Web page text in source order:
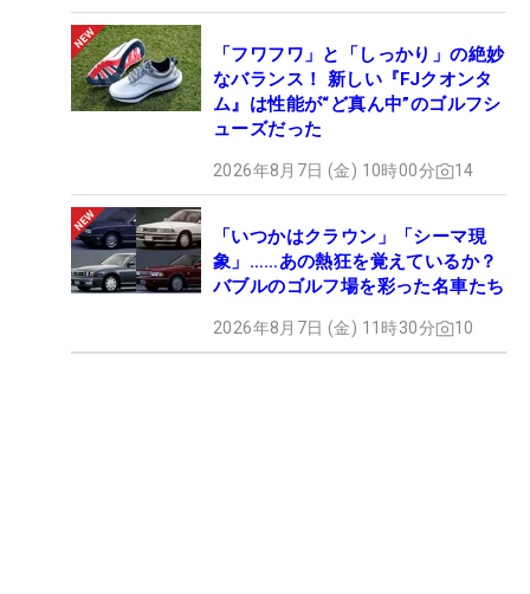
「フワフワ」と「しっかり」の絶妙
なバランス！ 新しい『FJクオンタ
ム』は性能が“ど真ん中”のゴルフシ
ューズだった
2026年8月7日 (金) 10時00分 14
「いつかはクラウン」「シーマ現
象」……あの熱狂を覚えているか？
バブルのゴルフ場を彩った名車たち
2026年8月7日 (金) 11時30分 10